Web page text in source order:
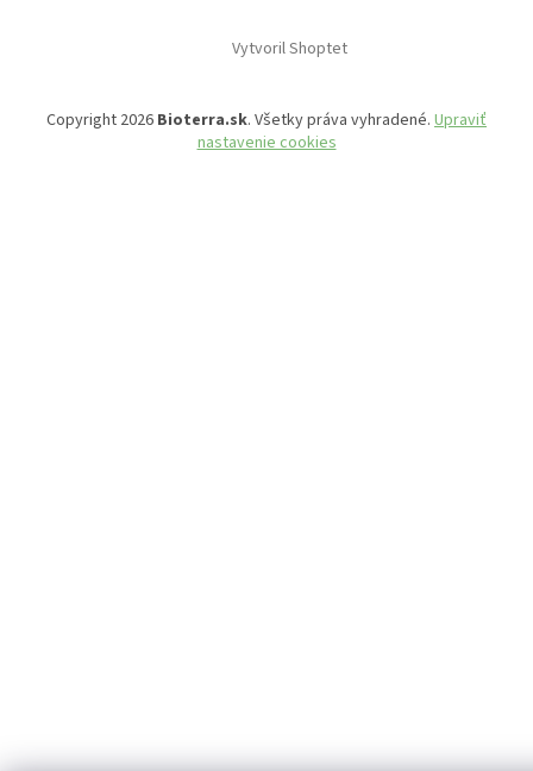
Vytvoril Shoptet
Copyright 2026 Bioterra.sk. Všetky práva vyhradené. Upraviť
nastavenie cookies